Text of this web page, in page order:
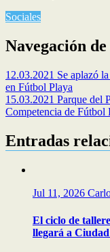
Sociales
Navegación
12.03.2021 Se aplazó
en Fútbol Playa
15.03.2021 Parque del
Competencia de Fútbol
Entradas
Jul 11, 2026
El ciclo de
llegará a